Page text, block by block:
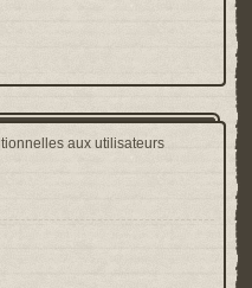
aux utilisateurs